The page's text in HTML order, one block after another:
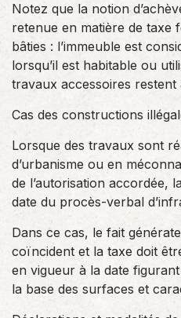
Notez que la notion
retenue en matière de taxe
bâties : l’immeuble est
lorsqu’il est habitable ou
travaux accessoires restent
Cas des constructions
Lorsque des travaux sont
d’urbanisme ou en
de l’autorisation accordée,
date du procès-verbal
Dans ce cas, le fait
coïncident et la taxe doit
en vigueur à la date
la base des surfaces et